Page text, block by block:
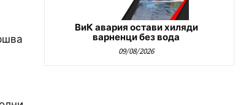
ВиК авария остави хиляди
варненци без вода
09/08/2026